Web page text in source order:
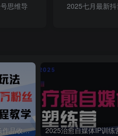
思维导
2025七月最新
抖音图文新玩法：89条作品收获18.1W粉丝，变现容易全流程教学